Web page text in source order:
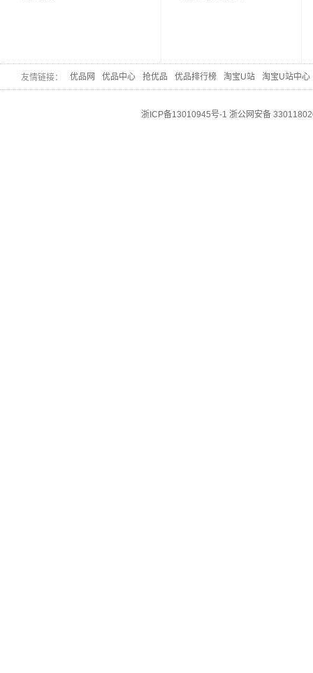
友情链接： 优品网 优品中心 抢优品 优品排行榜 淘宝U站 淘宝U站中心
浙ICP备13010945号-1 浙公网安备